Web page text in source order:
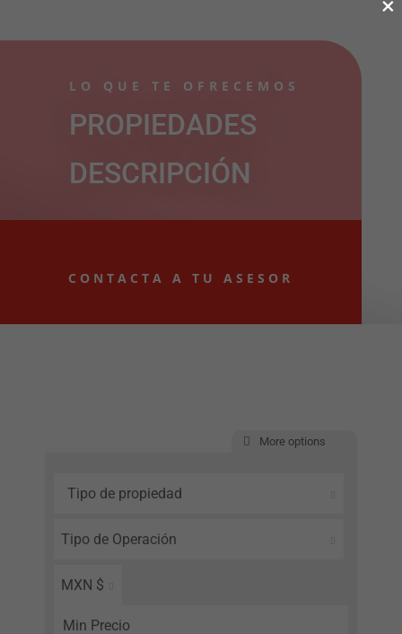
LO QUE TE OFRECEMOS
PROPIEDADES
DESCRIPCIÓN
CONTACTA A TU ASESOR
Tipo de propiedad
Tipo de Operación
MXN $
More options